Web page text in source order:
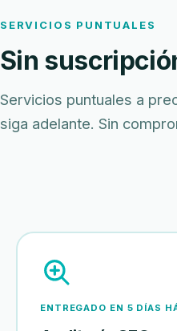
SERVICIOS PUNTUALES
Sin
Servicios puntuales a
siga adelante. Sin
ENTREGADO EN 5 DÍAS